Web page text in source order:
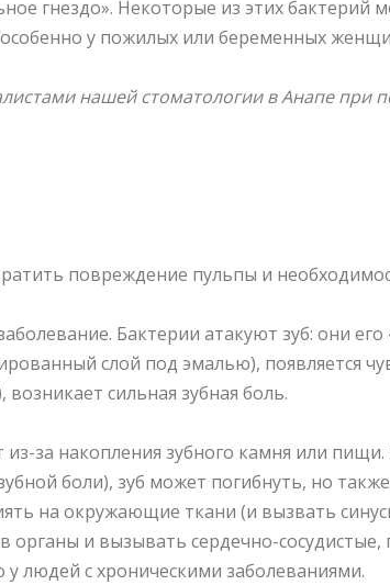
гнездо». Некоторые из этих бактерий
у пожилых или беременных
нашей стоматологии в Анапе при
повреждение пульпы и
Бактерии атакуют зуб: они его
слой под эмалью), появляется
возникает сильная зубная боль.
за накопления зубного камня или
боли), зуб может погибнуть, но
на окружающие ткани (и вызвать
органы и вызывать сердечно-сосудистые,
у людей с хроническими заболеваниями.